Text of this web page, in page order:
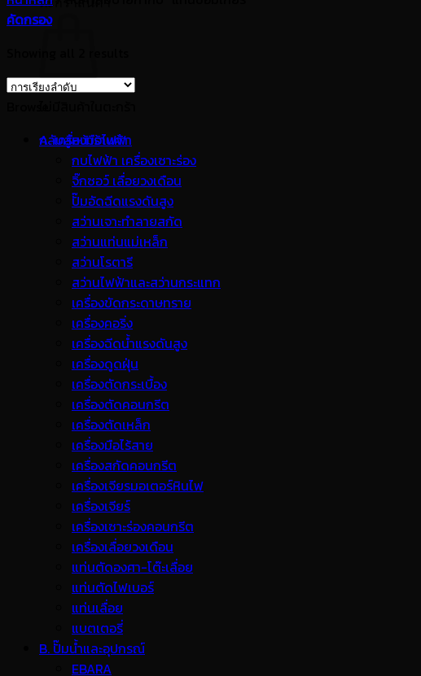
ตะกร้าสินค้า
กลับสู่หน้าร้านค้า
คัดกรอง
A. เครื่องมือไฟฟ้า
กบไฟฟ้า เครื่องเซาะร่อง
จิ๊กซอว์ เลื่อยวงเดือน
ปั๊มอัดฉีดแรงดันสูง
สว่านเจาะทำลายสกัด
สว่านแท่นแม่เหล็ก
สว่านโรตารี
สว่านไฟฟ้าและสว่านกระแทก
เครื่องขัดกระดาษทราย
เครื่องคอริ่ง
เครื่องฉีดน้ำแรงดันสูง
เครื่องดูดฝุ่น
เครื่องตัดกระเบื้อง
เครื่องตัดคอนกรีต
เครื่องตัดเหล็ก
เครื่องมือไร้สาย
เครื่องสกัดคอนกรีต
เครื่องเจียรมอเตอร์หินไฟ
เครื่องเจียร์
เครื่องเซาะร่องคอนกรีต
เครื่องเลื่อยวงเดือน
แท่นตัดองศา-โต๊ะเลื่อย
แท่นตัดไฟเบอร์
แท่นเลื่อย
แบตเตอรี่
B. ปั๊มน้ำและอุปกรณ์
EBARA